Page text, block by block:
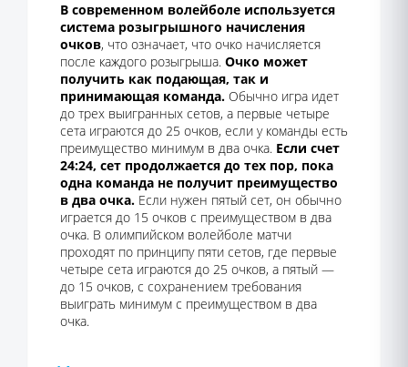
В современном волейболе используется
система розыгрышного начисления
очков, что означает, что очко начисляется
после каждого розыгрыша. Очко может
получить как подающая, так и
принимающая команда. Обычно игра идет
до трех выигранных сетов, а первые четыре
сета играются до 25 очков, если у команды есть
преимущество минимум в два очка. Если счет
24:24, сет продолжается до тех пор, пока
одна команда не получит преимущество
в два очка. Если нужен пятый сет, он обычно
играется до 15 очков с преимуществом в два
очка. В олимпийском волейболе матчи
проходят по принципу пяти сетов, где первые
четыре сета играются до 25 очков, а пятый —
до 15 очков, с сохранением требования
выиграть минимум с преимуществом в два
очка.